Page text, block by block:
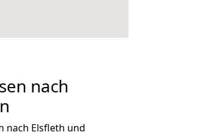
nach
nach Elsfleth und